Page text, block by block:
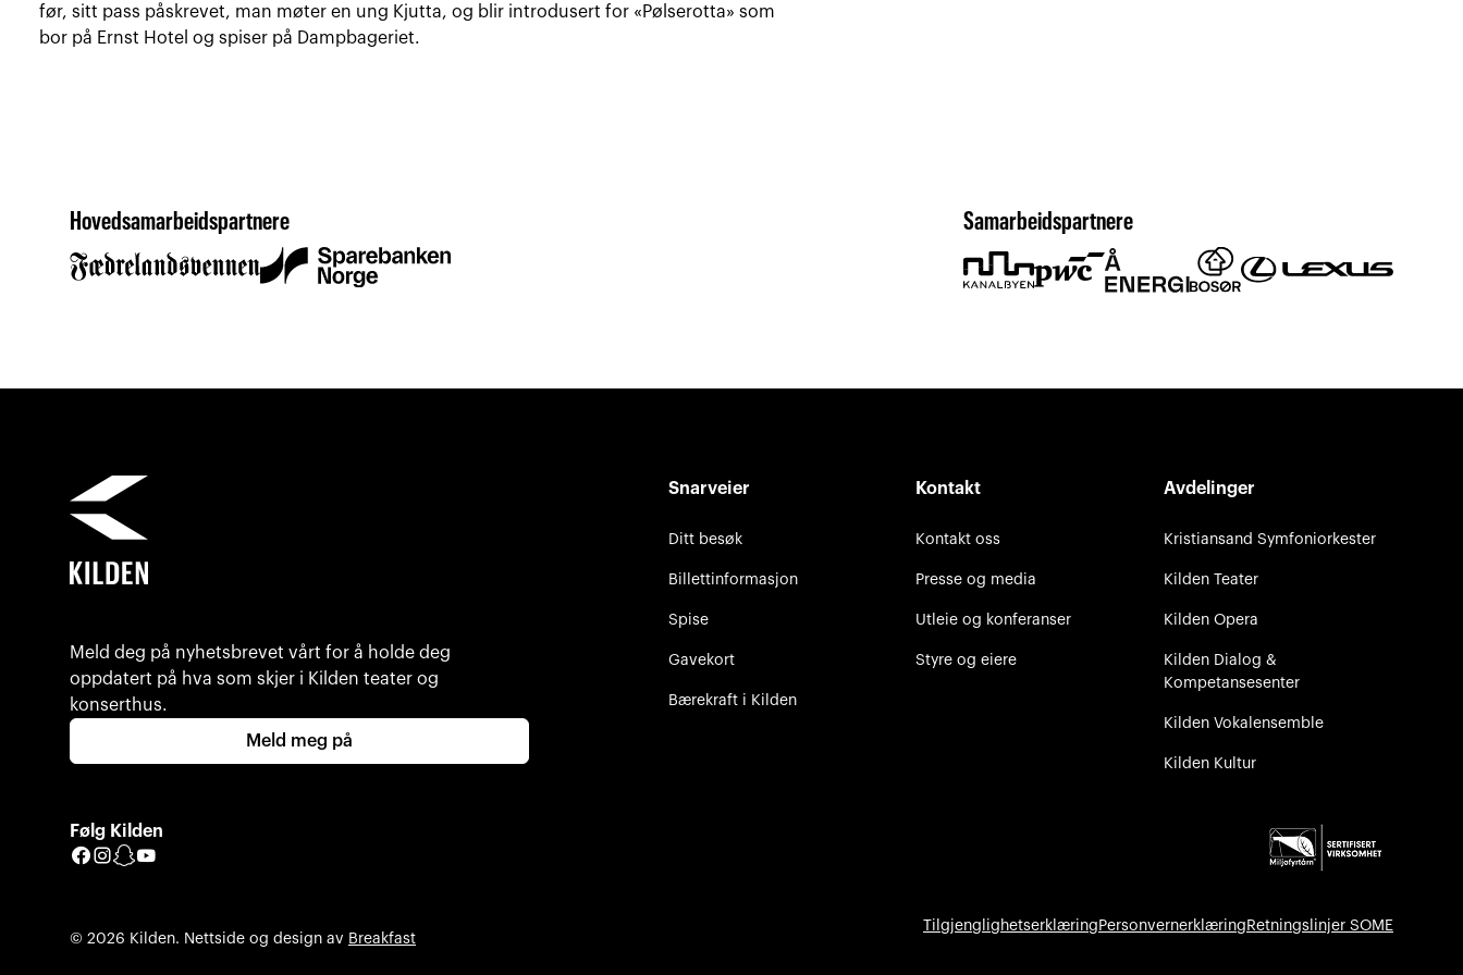
før, sitt pass påskrevet, man møter en ung Kjutta, og blir introdusert for «Pølserotta» som
bor på Ernst Hotel og spiser på Dampbageriet.
Hovedsamarbeidspartnere Samarbeidspartnere
Meld deg på nyhetsbrevet vårt for å holde deg
oppdatert på hva som skjer i Kilden teater og
konserthus.
Meld meg på
Følg Kilden
Facebook
Instagram
Snapchat
Snarveier
Ditt besøk
Billettinformasjon
Spise
Gavekort
Bærekraft i Kilden
Kontakt
Kontakt oss
Presse og media
Utleie og konferanser
Styre og eiere
Avdelinger
Kristiansand Symfoniorkester
Kilden Teater
Kilden Opera
Kilden Dialog &
Kompetansesenter
Kilden Vokalensemble
Kilden Kultur
© 2026 Kilden. Nettside og design av Breakfast
Tilgjenglighetserklæring Personvernerklæring Retningslinjer SOME